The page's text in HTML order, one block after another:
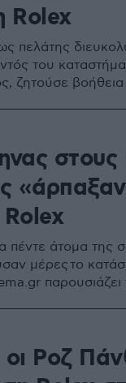
Rolex
πελάτης
του
ζητούσε βοήθεια
στους
άτομα της
μέρες το
παρουσιάζει
Ροζ